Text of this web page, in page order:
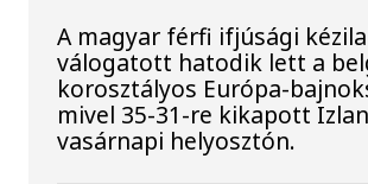
A magyar férfi ifjúsági
válogatott hatodik lett a
korosztályos Európa-
mivel 35-31-re kikapott
vasárnapi helyosztón.